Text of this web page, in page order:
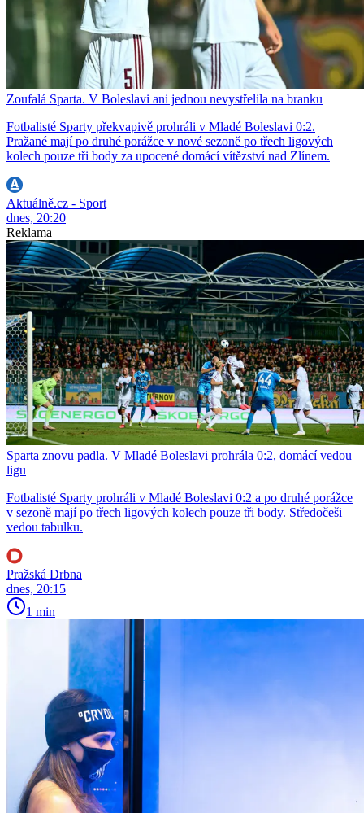
Zoufalá Sparta. V Boleslavi ani jednou nevystřelila na branku
Fotbalisté Sparty překvapivě prohráli v Mladé Boleslavi 0:2.
Pražané mají po druhé porážce v nové sezoně po třech ligových
kolech pouze tři body za upocené domácí vítězství nad Zlínem.
Aktuálně.cz - Sport
dnes, 20:20
Reklama
Sparta znovu padla. V Mladé Boleslavi prohrála 0:2, domácí vedou
ligu
Fotbalisté Sparty prohráli v Mladé Boleslavi 0:2 a po druhé porážce
v sezoně mají po třech ligových kolech pouze tři body. Středočeši
vedou tabulku.
Pražská Drbna
dnes, 20:15
1 min